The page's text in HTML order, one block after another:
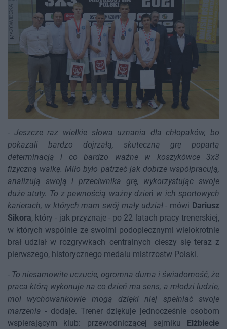
- Jeszcze raz wielkie słowa uznania dla chłopaków, bo
pokazali bardzo dojrzałą, skuteczną grę popartą
determinacją i co bardzo ważne w koszykówce 3x3
fizyczną walkę. Miło było patrzeć jak dobrze współpracują,
analizują swoją i przeciwnika grę, wykorzystując swoje
duże atuty. To z pewnością ważny dzień w ich sportowych
karierach, w których mam swój mały udział- mówi Dariusz
Sikora, który - jak przyznaje - po 22 latach pracy trenerskiej,
w których wspólnie ze swoimi podopiecznymi wielokrotnie
brał udział w rozgrywkach centralnych cieszy się teraz z
pierwszego, historycznego medalu mistrzostw Polski.
- To niesamowite uczucie, ogromna duma i świadomość, że
praca którą wykonuje na co dzień ma sens, a młodzi ludzie,
moi wychowankowie mogą dzięki niej spełniać swoje
marzenia - dodaje. Trener dziękuje jednocześnie osobom
wspierającym klub: przewodniczącej sejmiku Elżbiecie